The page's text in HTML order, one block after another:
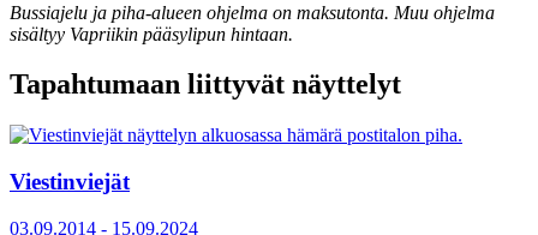
Bussiajelu ja piha-alueen ohjelma on maksutonta. Muu ohjelma
sisältyy Vapriikin pääsylipun hintaan.
Tapahtumaan liittyvät näyttelyt
Viestinviejät
03.09.2014 - 15.09.2024